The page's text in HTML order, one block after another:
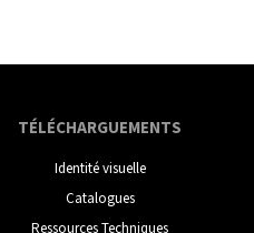
TÉLÉCHARGUEMENTS
Identité visuelle
Catalogues